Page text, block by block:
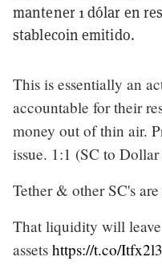
mantener 1 dólar en
stablecoin emitido.
This is essentially an
accountable for their
money out of thin air.
issue. 1:1 (SC to
Tether & other SC's
That liquidity will
assets https://t.co/